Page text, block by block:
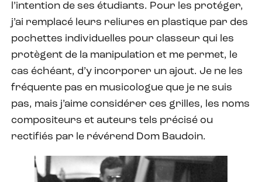
l’intention de ses étudiants. Pour les protéger,
j’ai remplacé leurs reliures en plastique par des
pochettes individuelles pour classeur qui les
protègent de la manipulation et me permet, le
cas échéant, d’y incorporer un ajout. Je ne les
fréquente pas en musicologue que je ne suis
pas, mais j’aime considérer ces grilles, les noms
compositeurs et auteurs tels précisé ou
rectifiés par le révérend Dom Baudoin.